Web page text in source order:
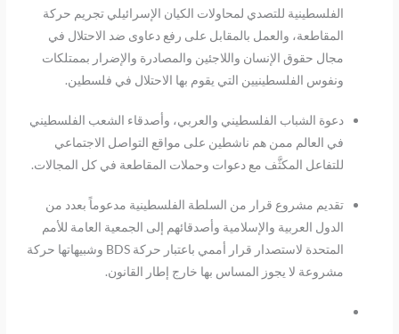
الفلسطينية للتصدي لمحاولات الكيان الإسرائيلي تجريم حركة
المقاطعة، والعمل بالمقابل على رفع دعاوى ضد الاحتلال في
مجال حقوق الإنسان واللاجئين والمصادرة والإضرار بممتلكات
ونفوس الفلسطينيين التي يقوم بها الاحتلال في فلسطين.
دعوة الشباب الفلسطيني والعربي، وأصدقاء الشعب الفلسطيني
في العالم ممن هم ناشطين على مواقع التواصل الاجتماعي
للتفاعل المكثَّف مع دعوات وحملات المقاطعة في كل المجالات.
تقديم مشروع قرار من السلطة الفلسطينية مدعوماً بعدد من
الدول العربية والإسلامية وأصدقائهم إلى الجمعية العامة للأمم
المتحدة لاستصدار قرار أممي باعتبار حركة BDS وشبيهاتها حركة
مشروعة لا يجوز المساس بها خارج إطار القانون.